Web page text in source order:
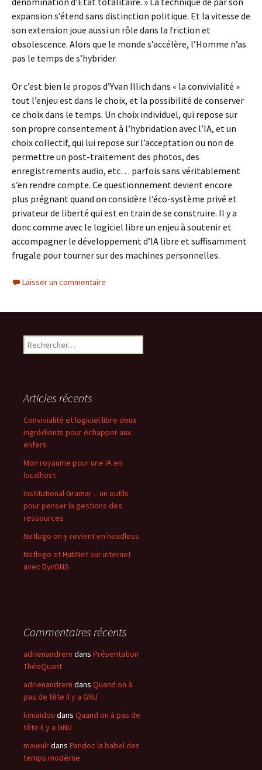
expansion s’étend sans distinction politique. Et la vitesse de
son extension joue aussi un rôle dans la friction et
obsolescence. Alors que le monde s’accélère, l’Homme n’as
pas le temps de s’hybrider.
Or c’est bien le propos d’Yvan Illich dans « la convivialité »
tout l’enjeu est dans le choix, et la possibilité de conserver
ce choix dans le temps. Un choix individuel, qui repose sur
son propre consentement à l’hybridation avec l’IA, et un
choix collectif, qui lui repose sur l’acceptation ou non de
permettre un post-traitement des photos, des
enregistrements audio, etc… parfois sans véritablement
s’en rendre compte. Ce questionnement devient encore
plus prégnant quand on considère l’éco-système privé et
privateur de liberté qui est en train de se construire. Il y a
donc comme avec le logiciel libre un enjeu à soutenir et
accompagner le développement d’IA libre et suffisamment
frugale pour tourner sur des machines personnelles.
Laisser un commentaire
Rechercher :
Articles récents
Convivialité et logiciel libre deux
ingrédients pour échapper aux
enfers
Mon royaume pour une IA en
localhost
Institutional Gramar – un outils
pour penser la gestions des
ressources
Netlogo on y revient en headless
Netlogo et HubNet sur internet
avec DynDNS
Commentaires récents
adrienandrem dans Présentation
ThéoQuant
adrienandrem dans Quand on à
pas de tête il y a GNU
kimaidou dans Quand on à pas de
tête il y a GNU
maieulrdans Pandoc la babel des
temps modèrne